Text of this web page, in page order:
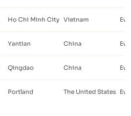
Ho Chi Minh City Vietnam
Yantian China
Qingdao China
Portland The United States